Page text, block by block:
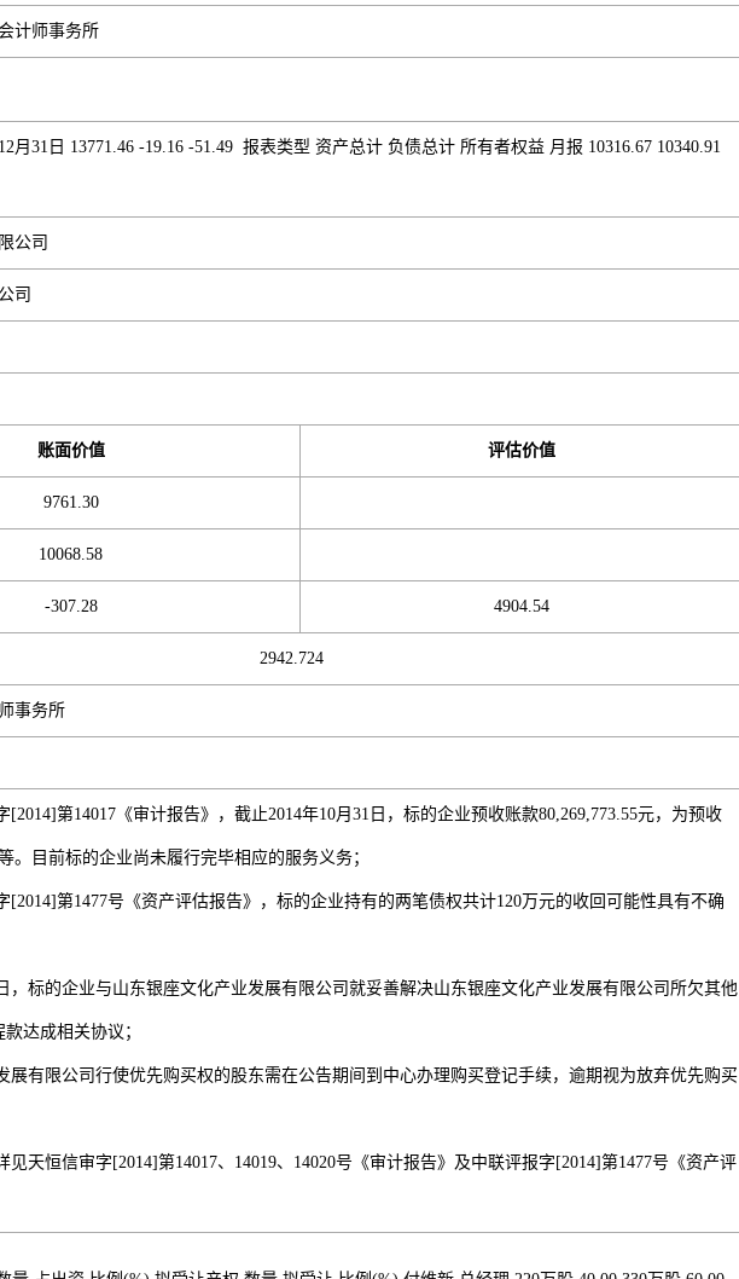
计师事务所
31日 13771.46 -19.16 -51.49 报表类型 资产总计 负债总计 所有者权益 月报 10316.67 10340.91
公司
司
账面价值 评估价值
9761.30
10068.58
-307.28 4904.54
2942.724
事务所
第14017《审计报告》，截止2014年10月31日，标的企业预收账款80,269,773.55元，为预收
。目前标的企业尚未履行完毕相应的服务义务；
第1477号《资产评估报告》，标的企业持有的两笔债权共计120万元的收回可能性具有不确
标的企业与山东银座文化产业发展有限公司就妥善解决山东银座文化产业发展有限公司所欠其他
达成相关协议；
有限公司行使优先购买权的股东需在公告期间到中心办理购买登记手续，逾期视为放弃优先购买
恒信审字[2014]第14017、14019、14020号《审计报告》及中联评报字[2014]第1477号《资产评